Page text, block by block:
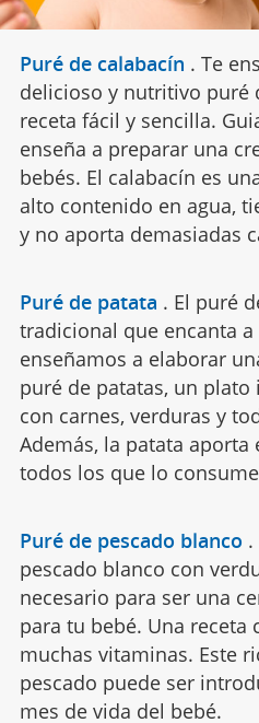
Puré de calabacín . Te
delicioso y nutritivo puré
receta fácil y sencilla.
enseña a preparar una
bebés. El calabacín es
alto contenido en agua,
y no aporta demasiadas
Puré de patata . El puré
tradicional que encanta
enseñamos a elaborar
puré de patatas, un
con carnes, verduras y
Además, la patata aporta
todos los que lo
Puré de pescado blanco .
pescado blanco con
necesario para ser una
para tu bebé. Una receta
muchas vitaminas. Este
pescado puede ser
mes de vida del bebé.